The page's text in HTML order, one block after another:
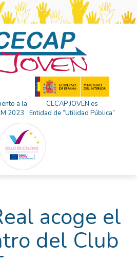
a la
2023
CECAP JOVEN es
Entidad de “Utilidad Pública”
acoge el
del Club